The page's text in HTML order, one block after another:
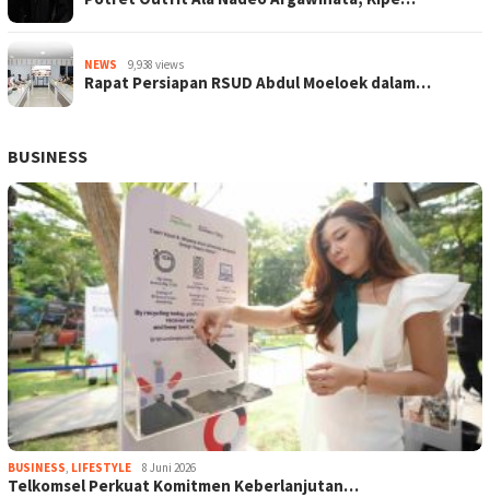
NEWS 9,938 views
Rapat Persiapan RSUD Abdul Moeloek dalam…
BUSINESS
BUSINESS, LIFESTYLE 8 Juni 2026
Telkomsel Perkuat Komitmen Keberlanjutan…